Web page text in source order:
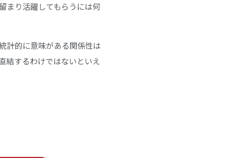
まり活躍してもらうには何
計的に意味がある関係性は
結するわけではないといえ